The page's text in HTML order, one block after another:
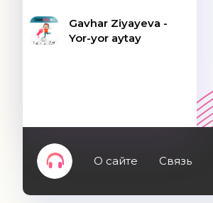
Gavhar Ziyayeva -
Yor-yor aytay
О сайте Связь